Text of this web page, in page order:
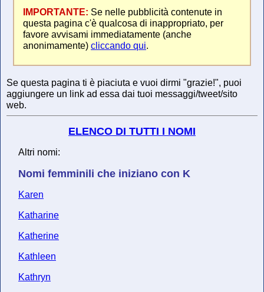
IMPORTANTE: Se nelle pubblicità contenute in
questa pagina c'è qualcosa di inappropriato, per
favore avvisami immediatamente (anche
anonimamente) cliccando qui.
Se questa pagina ti è piaciuta e vuoi dirmi "grazie!", puoi
aggiungere un link ad essa dai tuoi messaggi/tweet/sito
web.
ELENCO DI TUTTI I NOMI
Altri nomi:
Nomi femminili che iniziano con K
Karen
Katharine
Katherine
Kathleen
Kathryn